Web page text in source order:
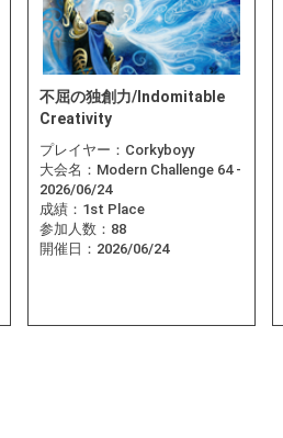
不屈の独創力/Indomitable
Creativity
プレイヤー： Corkyboyy
大会名： Modern Challenge 64 -
2026/06/24
成績： 1st Place
参加人数： 88
開催日： 2026/06/24